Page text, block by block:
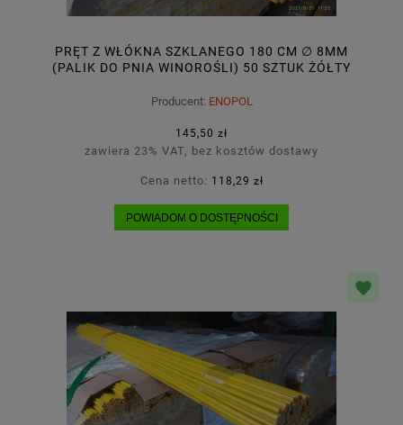
PRĘT Z WŁÓKNA SZKLANEGO 180 CM ∅ 8MM
(PALIK DO PNIA WINOROŚLI) 50 SZTUK ŻÓŁTY
Producent: ENOPOL
145,50 zł
zawiera 23% VAT, bez kosztów dostawy
Cena netto: 118,29 zł
POWIADOM O DOSTĘPNOŚCI